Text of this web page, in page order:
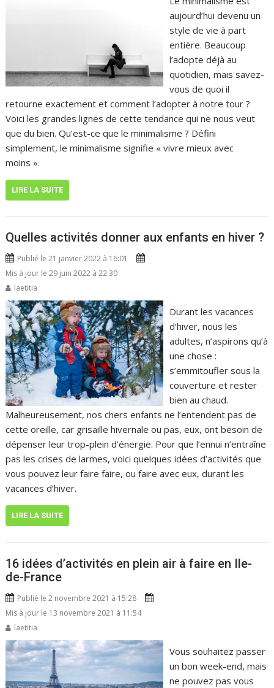
aujourd’hui devenu un
style de vie à part
entière. Beaucoup
l’adopte déjà au
quotidien, mais savez-
vous de quoi il
retourne exactement et comment l’adopter à notre tour ?
Voici les grandes lignes de cette tendance qui ne nous veut
que du bien. Qu’est-ce que le minimalisme ? Défini
simplement, le minimalisme signifie « vivre mieux avec
moins ».
LIRE LA SUITE
Quelles activités donner aux enfants en hiver ?
Publié le 21 janvier 2022 à 16:01
Mis à jour le 29 juin 2022 à 22:30
laetitia
Durant les vacances
d’hiver, nous les
adultes, n’aspirons qu’à
une chose :
s’emmitoufler sous la
couverture et rester
bien au chaud.
Malheureusement, nos chers enfants ne l’entendent pas de
cette oreille, car grisaille hivernale ou pas, eux, ont besoin de
dépenser leur trop-plein d’énergie. Pour que l’ennui n’entraîne
pas les crises de larmes, voici quelques idées d’activités que
vous pouvez leur faire faire, ou faire avec eux, durant les
vacances d’hiver.
LIRE LA SUITE
16 idées d’activités en plein air à faire en Ile-
de-France
Publié le 2 novembre 2021 à 15:28
Mis à jour le 13 novembre 2021 à 11:54
laetitia
Vous souhaitez passer
un bon week-end, mais
ne pouvez pas vous